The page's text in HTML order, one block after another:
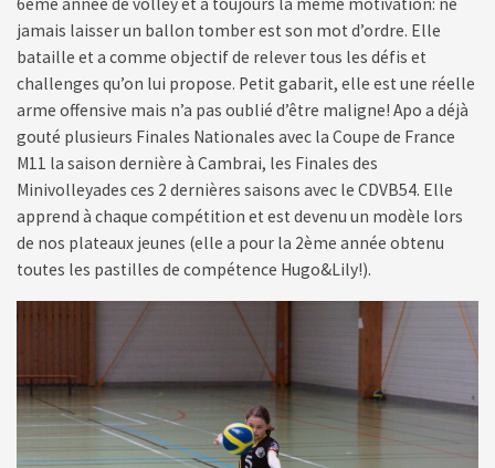
jamais laisser un ballon tomber est son mot d’ordre. Elle
bataille et a comme objectif de relever tous les défis et
challenges qu’on lui propose. Petit gabarit, elle est une réelle
arme offensive mais n’a pas oublié d’être maligne! Apo a déjà
gouté plusieurs Finales Nationales avec la Coupe de France
M11 la saison dernière à Cambrai, les Finales des
Minivolleyades ces 2 dernières saisons avec le CDVB54. Elle
apprend à chaque compétition et est devenu un modèle lors
de nos plateaux jeunes (elle a pour la 2ème année obtenu
toutes les pastilles de compétence Hugo&Lily!).